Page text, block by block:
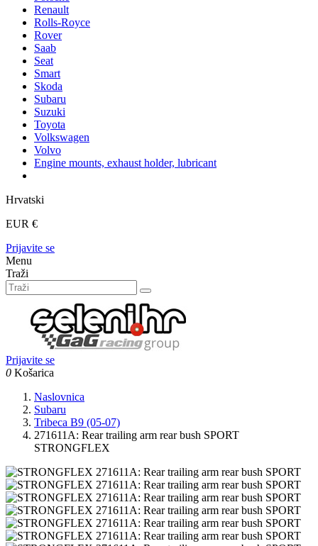
Renault
Rolls-Royce
Rover
Saab
Seat
Smart
Skoda
Subaru
Suzuki
Toyota
Volkswagen
Volvo
Engine mounts, exhaust holder, lubricant
Hrvatski
EUR €
Prijavite se
Menu
Traži
Prijavite se
0 Košarica
Naslovnica
Subaru
Tribeca B9 (05-07)
271611A: Rear trailing arm rear bush SPORT
STRONGFLEX